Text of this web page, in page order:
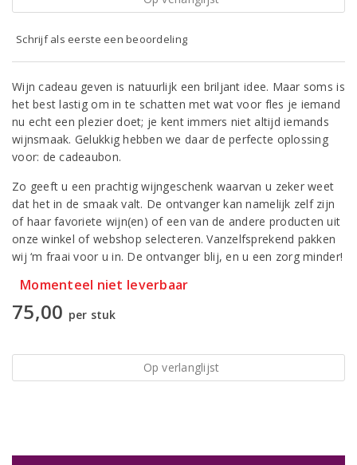
Schrijf als eerste een beoordeling
Wijn cadeau geven is natuurlijk een briljant idee. Maar soms is
het best lastig om in te schatten met wat voor fles je iemand
nu echt een plezier doet; je kent immers niet altijd iemands
wijnsmaak. Gelukkig hebben we daar de perfecte oplossing
voor: de cadeaubon.
Zo geeft u een prachtig wijngeschenk waarvan u zeker weet
dat het in de smaak valt. De ontvanger kan namelijk zelf zijn
of haar favoriete wijn(en) of een van de andere producten uit
onze winkel of webshop selecteren. Vanzelfsprekend pakken
wij ‘m fraai voor u in. De ontvanger blij, en u een zorg minder!
Momenteel niet leverbaar
75,00 per stuk
Op verlanglijst